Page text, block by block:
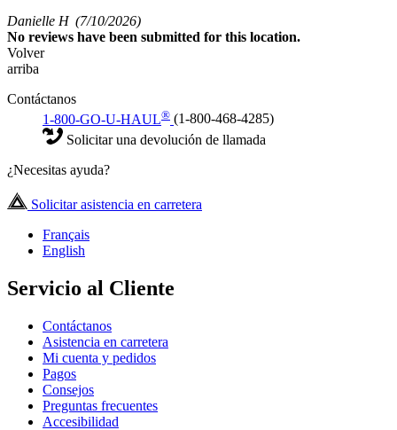
Danielle H (7/10/2026)
No reviews have been submitted for this location.
Volver
arriba
Contáctanos
1-800-GO-U-HAUL® (1-800-468-4285)
Solicitar una devolución de llamada
¿Necesitas ayuda?
Solicitar asistencia en carretera
Français
English
Servicio al Cliente
Contáctanos
Asistencia en carretera
Mi cuenta y pedidos
Pagos
Consejos
Preguntas frecuentes
Accesibilidad